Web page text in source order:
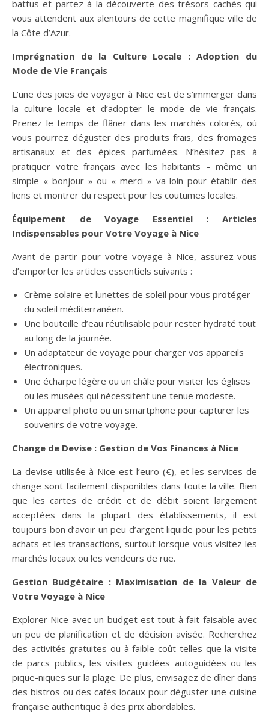
battus et partez à la découverte des trésors cachés qui
vous attendent aux alentours de cette magnifique ville de
la Côte d’Azur.
Imprégnation de la Culture Locale : Adoption du
Mode de Vie Français
L’une des joies de voyager à Nice est de s’immerger dans
la culture locale et d’adopter le mode de vie français.
Prenez le temps de flâner dans les marchés colorés, où
vous pourrez déguster des produits frais, des fromages
artisanaux et des épices parfumées. N’hésitez pas à
pratiquer votre français avec les habitants – même un
simple « bonjour » ou « merci » va loin pour établir des
liens et montrer du respect pour les coutumes locales.
Équipement de Voyage Essentiel : Articles
Indispensables pour Votre Voyage à Nice
Avant de partir pour votre voyage à Nice, assurez-vous
d’emporter les articles essentiels suivants :
Crème solaire et lunettes de soleil pour vous protéger
du soleil méditerranéen.
Une bouteille d’eau réutilisable pour rester hydraté tout
au long de la journée.
Un adaptateur de voyage pour charger vos appareils
électroniques.
Une écharpe légère ou un châle pour visiter les églises
ou les musées qui nécessitent une tenue modeste.
Un appareil photo ou un smartphone pour capturer les
souvenirs de votre voyage.
Change de Devise : Gestion de Vos Finances à Nice
La devise utilisée à Nice est l’euro (€), et les services de
change sont facilement disponibles dans toute la ville. Bien
que les cartes de crédit et de débit soient largement
acceptées dans la plupart des établissements, il est
toujours bon d’avoir un peu d’argent liquide pour les petits
achats et les transactions, surtout lorsque vous visitez les
marchés locaux ou les vendeurs de rue.
Gestion Budgétaire : Maximisation de la Valeur de
Votre Voyage à Nice
Explorer Nice avec un budget est tout à fait faisable avec
un peu de planification et de décision avisée. Recherchez
des activités gratuites ou à faible coût telles que la visite
de parcs publics, les visites guidées autoguidées ou les
pique-niques sur la plage. De plus, envisagez de dîner dans
des bistros ou des cafés locaux pour déguster une cuisine
française authentique à des prix abordables.